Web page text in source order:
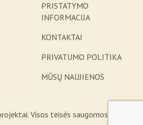
PRISTATYMO
INFORMACIJA
KONTAKTAI
PRIVATUMO POLITIKA
MŪSŲ NAUJIENOS
Visos teisės saugomos